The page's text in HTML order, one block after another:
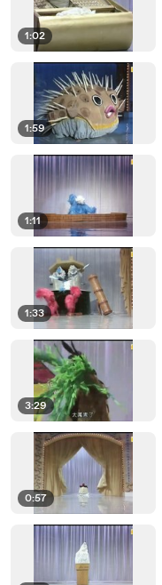
1:02
1:59
1:11
1:33
3:29
0:57